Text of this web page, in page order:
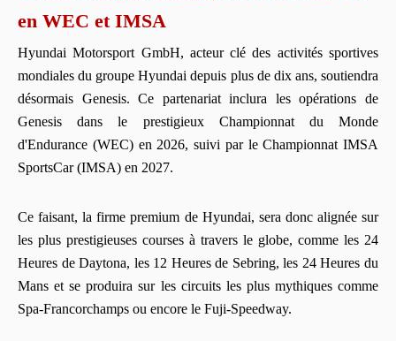
en WEC et IMSA
Hyundai Motorsport GmbH, acteur clé des activités sportives
mondiales du groupe Hyundai depuis plus de dix ans, soutiendra
désormais Genesis. Ce partenariat inclura les opérations de
Genesis dans le prestigieux Championnat du Monde
d'Endurance (WEC) en 2026, suivi par le Championnat IMSA
SportsCar (IMSA) en 2027.
Ce faisant, la firme premium de Hyundai, sera donc alignée sur
les plus prestigieuses courses à travers le globe, comme les 24
Heures de Daytona, les 12 Heures de Sebring, les 24 Heures du
Mans et se produira sur les circuits les plus mythiques comme
Spa-Francorchamps ou encore le Fuji-Speedway.